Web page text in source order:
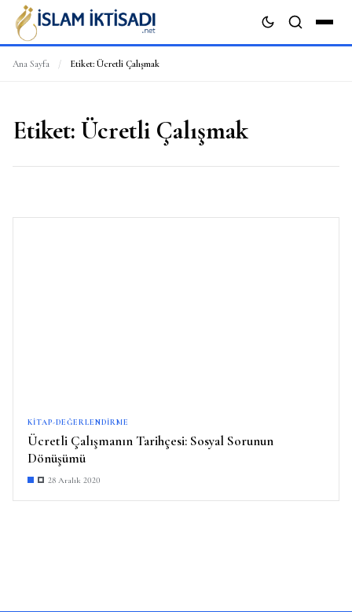
Ana Sayfa / Etiket: Ücretli Çalışmak
Etiket: Ücretli Çalışmak
KITAP-DEĞERLENDIRME
Ücretli Çalışmanın Tarihçesi: Sosyal Sorunun
Dönüşümü
28 Aralık 2020